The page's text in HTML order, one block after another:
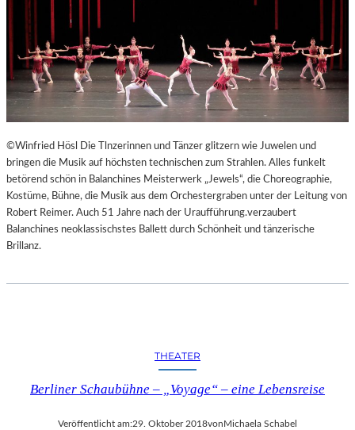
©Winfried Hösl Die Tlnzerinnen und Tänzer glitzern wie Juwelen und
bringen die Musik auf höchsten technischen zum Strahlen. Alles funkelt
betörend schön in Balanchines Meisterwerk „Jewels“, die Choreographie,
Kostüme, Bühne, die Musik aus dem Orchestergraben unter der Leitung von
Robert Reimer. Auch 51 Jahre nach der Uraufführung.verzaubert
Balanchines neoklassischstes Ballett durch Schönheit und tänzerische
Brillanz.
THEATER
Berliner Schaubühne – „Voyage“ – eine Lebensreise
Veröffentlicht am:29. Oktober 2018vonMichaela Schabel